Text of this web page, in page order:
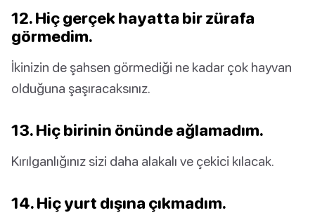
12. Hiç gerçek hayatta bir zürafa
görmedim.
İkinizin de şahsen görmediği ne kadar çok hayvan
olduğuna şaşıracaksınız.
13. Hiç birinin önünde ağlamadım.
Kırılganlığınız sizi daha alakalı ve çekici kılacak.
14. Hiç yurt dışına çıkmadım.